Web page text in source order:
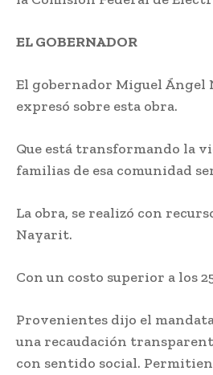
EL GOBERNADOR
El gobernador Miguel Ángel
expresó sobre esta obra.
Que está transformando la
familias de esa comunidad
La obra, se realizó con
Nayarit.
Con un costo superior a los
Provenientes dijo el
una recaudación
con sentido social.